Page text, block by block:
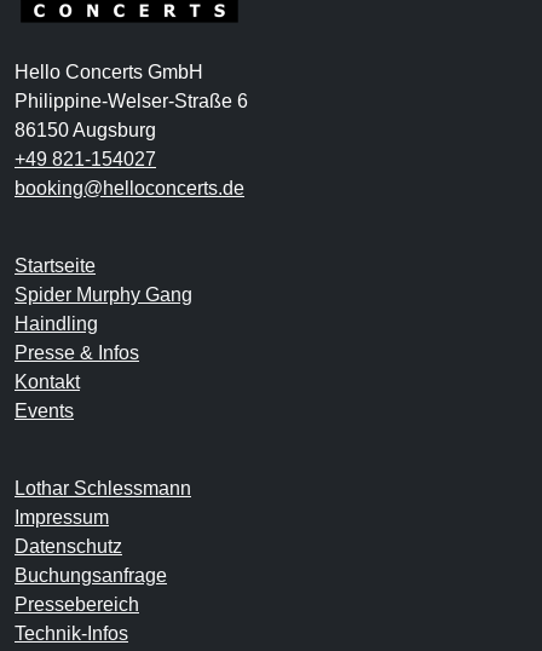
Hello Concerts GmbH
Philippine-Welser-Straße 6
86150 Augsburg
+49 821-154027
booking@helloconcerts.de
Startseite
Spider Murphy Gang
Haindling
Presse & Infos
Kontakt
Events
Lothar Schlessmann
Impressum
Datenschutz
Buchungsanfrage
Pressebereich
Technik-Infos